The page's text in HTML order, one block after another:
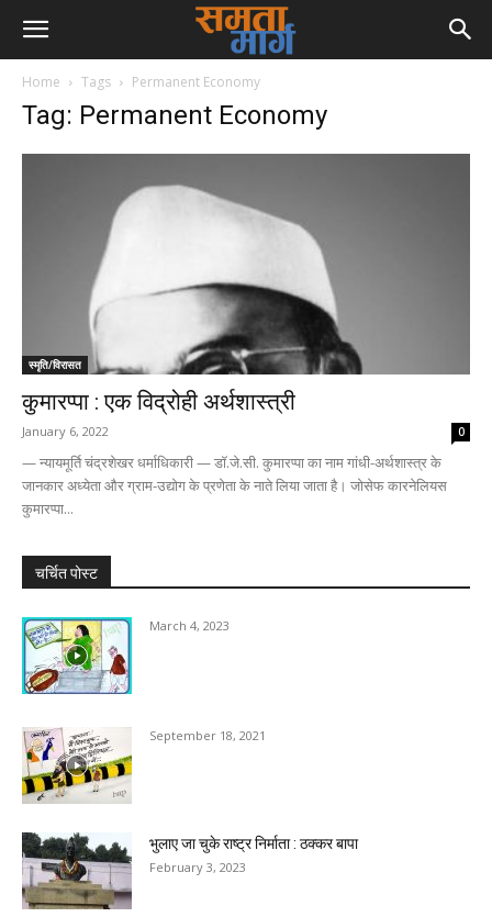
Home Tags Permanent Economy
Tag: Permanent Economy
स्मृति/विरासत
कुमारप्पा : एक विद्रोही अर्थशास्त्री
January 6, 2022 0
— न्यायमूर्ति चंद्रशेखर धर्माधिकारी — डॉ.जे.सी. कुमारप्पा का नाम गांधी-अर्थशास्त्र के
जानकार अध्येता और ग्राम-उद्योग के प्रणेता के नाते लिया जाता है। जोसेफ कारनेलियस
कुमारप्पा...
चर्चित पोस्ट
March 4, 2023
September 18, 2021
भुलाए जा चुके राष्ट्र निर्माता : ठक्कर बापा
February 3, 2023